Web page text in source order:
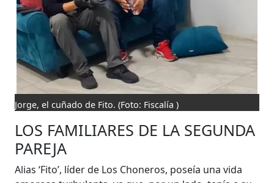
Jorge, el cuñado de Fito.(Foto: Fiscalía )
LOS FAMILIARES DE LA SEGUNDA
PAREJA
Alias ‘Fito’, líder de Los Choneros, poseía una vida